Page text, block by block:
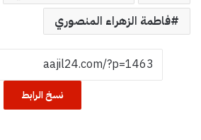
فاطمة الزهراء المنصوري
نسخ الرابط